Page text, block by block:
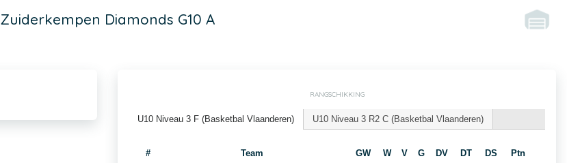
Zuiderkempen Diamonds G10 A
RANGSCHIKKING
U10 Niveau 3 F (Basketbal Vlaanderen) U10 Niveau 3 R2 C (Basketbal Vlaanderen)
# Team GW W V G DV DT DS Ptn